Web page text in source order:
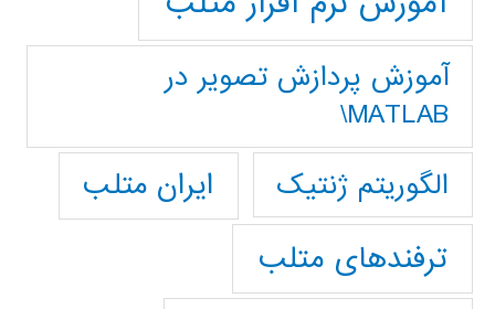
آموزش پردازش تصوير در
MATLAB\
الگوریتم ژنتیک
ایران متلب
ترفندهای متلب